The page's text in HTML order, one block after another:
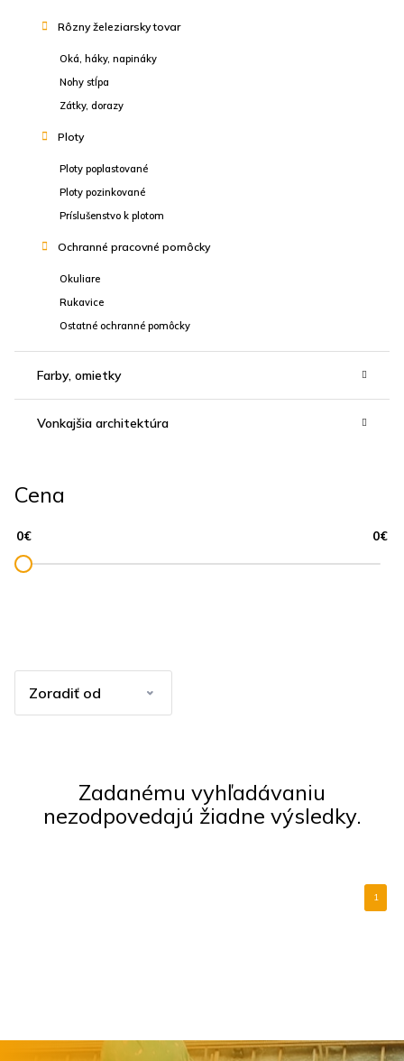
Rôzny železiarsky tovar
Oká, háky, napináky
Nohy stĺpa
Zátky, dorazy
Ploty
Ploty poplastované
Ploty pozinkované
Príslušenstvo k plotom
Ochranné pracovné pomôcky
Okuliare
Rukavice
Ostatné ochranné pomôcky
Farby, omietky
Vonkajšia architektúra
Cena
Zadanému vyhľadávaniu
nezodpovedajú žiadne výsledky.
1